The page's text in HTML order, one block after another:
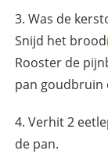
Was de
Snijd het brood
Rooster de
pan goudbruin
Verhit 2
de pan.